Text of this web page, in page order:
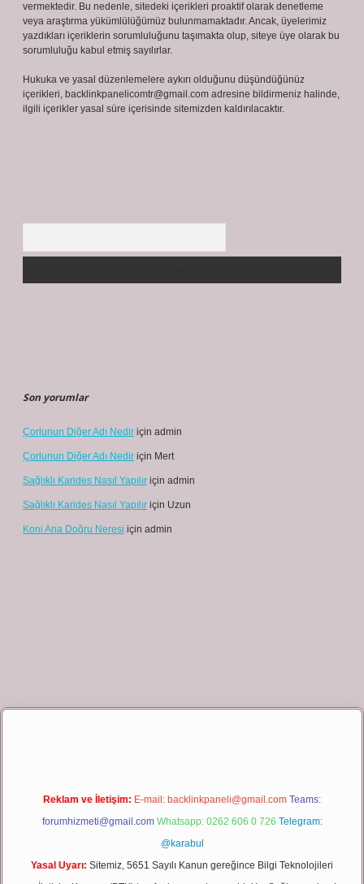
vermektedir. Bu nedenle, sitedeki içerikleri proaktif olarak denetleme
veya araştırma yükümlülüğümüz bulunmamaktadır. Ancak, üyelerimiz
yazdıkları içeriklerin sorumluluğunu taşımakta olup, siteye üye olarak bu
sorumluluğu kabul etmiş sayılırlar.
Hukuka ve yasal düzenlemelere aykırı olduğunu düşündüğünüz
içerikleri, backlinkpanelicomtr@gmail.com adresine bildirmeniz halinde,
ilgili içerikler yasal süre içerisinde sitemizden kaldırılacaktır.
Son yorumlar
Çorlunun Diğer Adı Nedir için admin
Çorlunun Diğer Adı Nedir için Mert
Sağlıklı Karides Nasıl Yapılır için admin
Sağlıklı Karides Nasıl Yapılır için Uzun
Koni Ana Doğru Neresi için admin
giriş
Reklam ve İletişim: E-mail: backlinkpaneli@gmail.com Teams:
forumhizmeti@gmail.com Whatsapp: 0262 606 0 726 Telegram:
@karabul
Yasal Uyarı: Sitemiz, 5651 Sayılı Kanun gereğince Bilgi Teknolojileri